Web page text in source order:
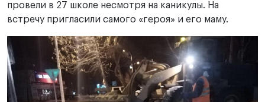
провели в 27 школе несмотря на каникулы. На
встречу пригласили самого «героя» и его маму.